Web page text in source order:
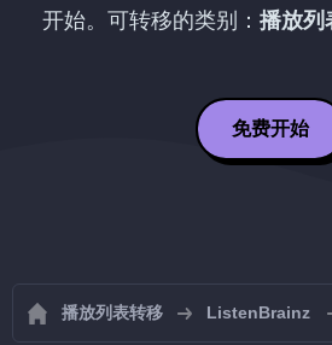
开始。可转移的类别： 播放列
免费开始
播放列表转移 ListenBrainz